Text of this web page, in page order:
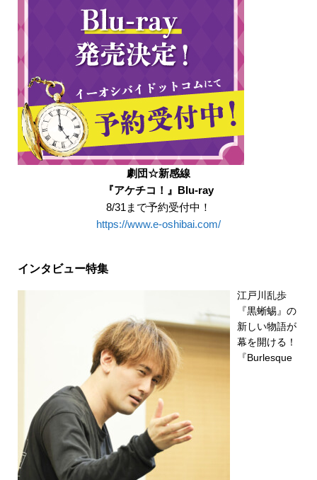
劇団☆新感線
『アケチコ！』Blu-ray
8/31まで予約受付中！
https://www.e-oshibai.com/
インタビュー特集
江戸川乱歩
『黒蜥蜴』の
新しい物語が
幕を開ける！
『Burlesque